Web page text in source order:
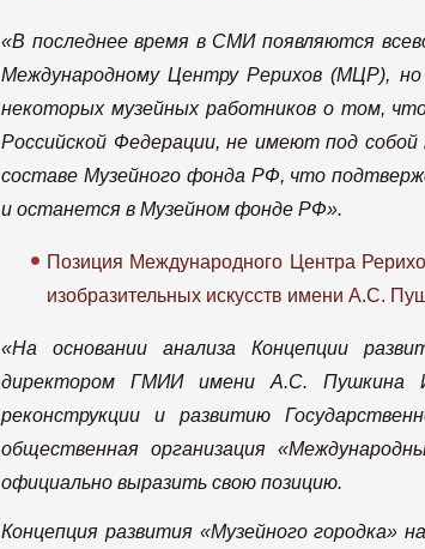
«В последнее время в СМИ появляются
Международному Центру Рерихов (МЦР),
некоторых музейных работников о том,
Российской Федерации, не имеют под
составе Музейного фонда РФ, что
и останется в Музейном фонде РФ».
Позиция Международного Центра
изобразительных искусств имени А.С.
«На основании анализа Концепции
директором ГМИИ имени А.С. Пушкина
реконструкции и развитию
общественная организация
официально выразить свою позицию.
Концепция развития «Музейного городка»